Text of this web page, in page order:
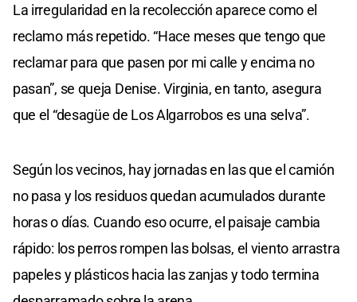
La irregularidad en la recolección aparece como el
reclamo más repetido. “Hace meses que tengo que
reclamar para que pasen por mi calle y encima no
pasan”, se queja Denise. Virginia, en tanto, asegura
que el “desagüe de Los Algarrobos es una selva”.
Según los vecinos, hay jornadas en las que el camión
no pasa y los residuos quedan acumulados durante
horas o días. Cuando eso ocurre, el paisaje cambia
rápido: los perros rompen las bolsas, el viento arrastra
papeles y plásticos hacia las zanjas y todo termina